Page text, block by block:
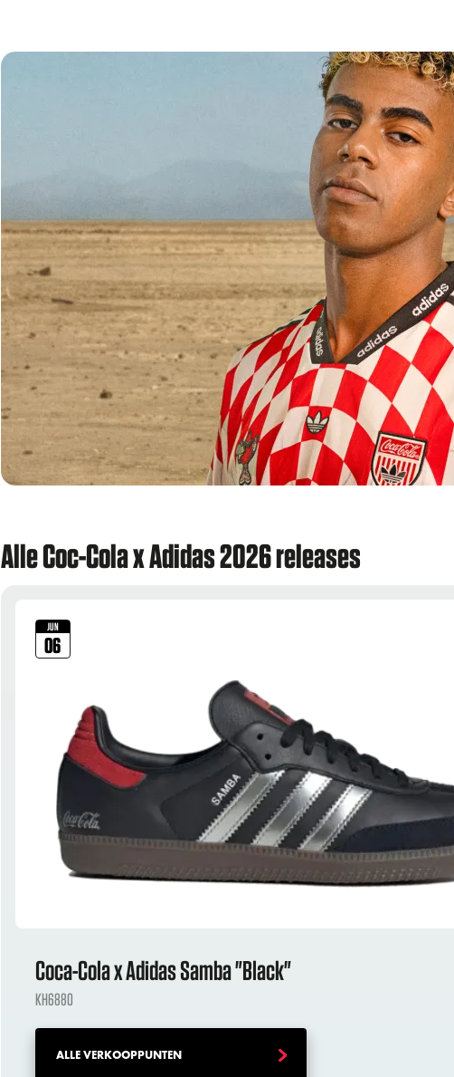
Alle Coc-Cola x Adidas 2026 releases
JUN
06
Coca-Cola x Adidas Samba "Black"
KH6880
ALLE VERKOOPPUNTEN